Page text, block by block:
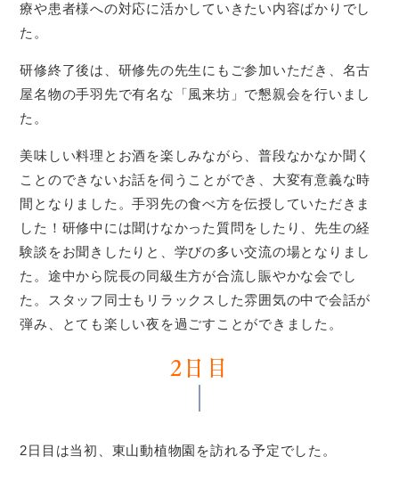
療や患者様への対応に活かしていきたい内容ばかりでし
た。
研修終了後は、研修先の先生にもご参加いただき、名古
屋名物の手羽先で有名な「風来坊」で懇親会を行いまし
た。
美味しい料理とお酒を楽しみながら、普段なかなか聞く
ことのできないお話を伺うことができ、大変有意義な時
間となりました。手羽先の食べ方を伝授していただきま
した！研修中には聞けなかった質問をしたり、先生の経
験談をお聞きしたりと、学びの多い交流の場となりまし
た。途中から院長の同級生方が合流し賑やかな会でし
た。スタッフ同士もリラックスした雰囲気の中で会話が
弾み、とても楽しい夜を過ごすことができました。
2日目
2日目は当初、東山動植物園を訪れる予定でした。